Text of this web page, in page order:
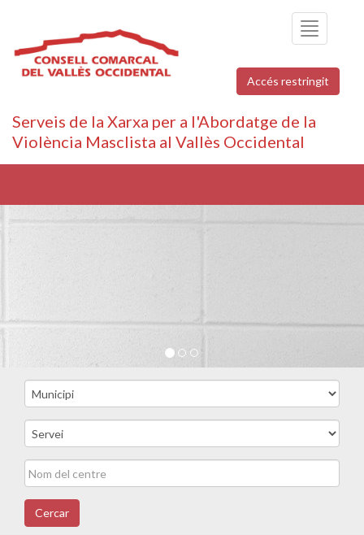
Toggle
navigation
Accés restringit
Serveis de la Xarxa per a l'Abordatge de la
Violència Masclista al Vallès Occidental
Cercar